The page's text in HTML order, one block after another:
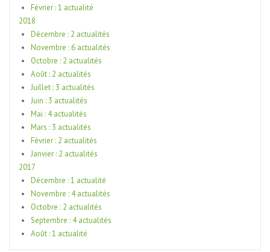
Février : 1 actualité
2018
Décembre : 2 actualités
Novembre : 6 actualités
Octobre : 2 actualités
Août : 2 actualités
Juillet : 3 actualités
Juin : 3 actualités
Mai : 4 actualités
Mars : 3 actualités
Février : 2 actualités
Janvier : 2 actualités
2017
Décembre : 1 actualité
Novembre : 4 actualités
Octobre : 2 actualités
Septembre : 4 actualités
Août : 1 actualité